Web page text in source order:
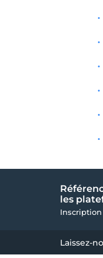
les
Laissez-